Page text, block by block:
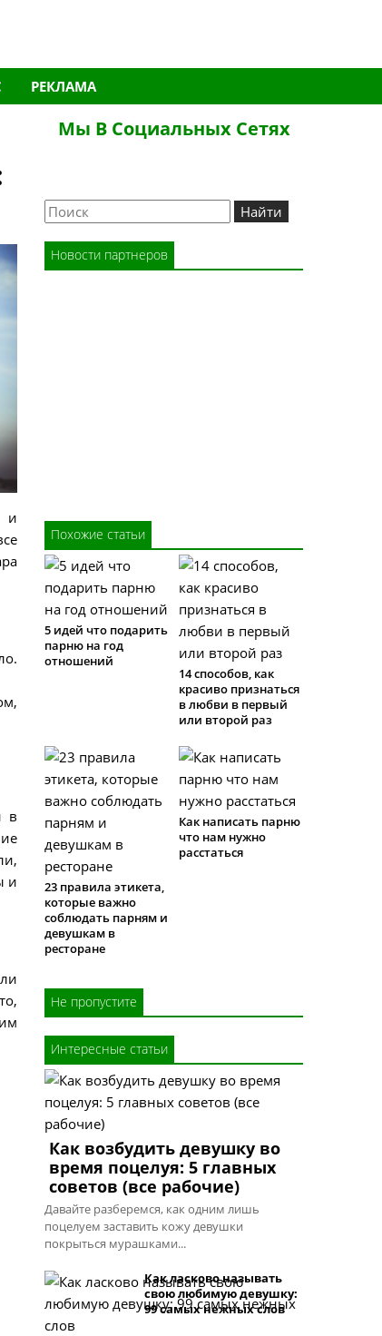
РЕКЛАМА
и
в
и
Мы В Социальных Сетях
Новости партнеров
Похожие статьи
5 идей что подарить
парню на год
отношений
14 способов, как
красиво признаться
в любви в первый
или второй раз
23 правила этикета,
которые важно
соблюдать парням и
девушкам в
ресторане
Как написать парню
что нам нужно
расстаться
Не пропустите
Интересные статьи
Как возбудить девушку во
время поцелуя: 5 главных
советов (все рабочие)
Давайте разберемся, как одним лишь
поцелуем заставить кожу девушки
покрыться мурашками...
Как ласково называть
свою любимую девушку:
99 самых нежных слов